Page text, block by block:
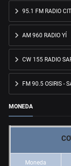
95.1 FM RADIO
AM 960 RADIO YÍ
CW 155 RADIO
FM 90.5 OSIRIS -
MONEDA
Moneda